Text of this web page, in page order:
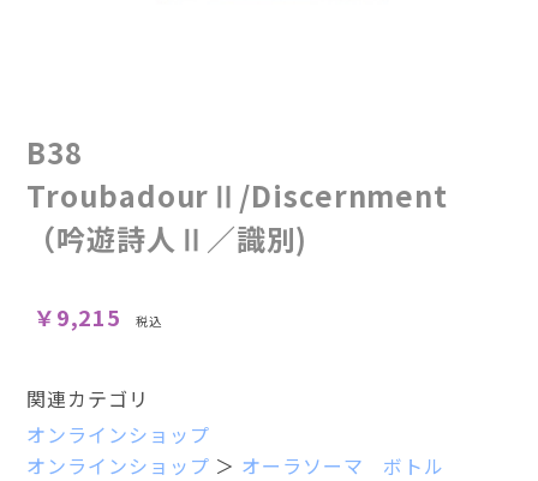
B38
TroubadourⅡ/Discernment
（吟遊詩人Ⅱ／識別)
￥9,215 税込
関連カテゴリ
オンラインショップ
オンラインショップ ＞ オーラソーマ ボトル